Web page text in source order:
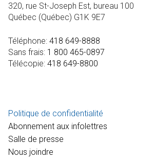
320, rue St-Joseph Est, bureau 100
Québec (Québec) G1K 9E7
Téléphone: 418 649-8888
Sans frais: 1 800 465-0897
Télécopie: 418 649-8800
Politique de confidentialité
Abonnement aux infolettres
Salle de presse
Nous joindre